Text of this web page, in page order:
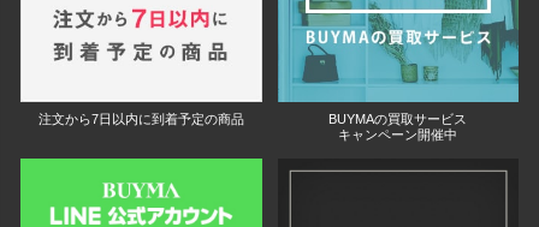
注文から7日以内に到着予定の商品
BUYMAの買取サービス
キャンペーン開催中